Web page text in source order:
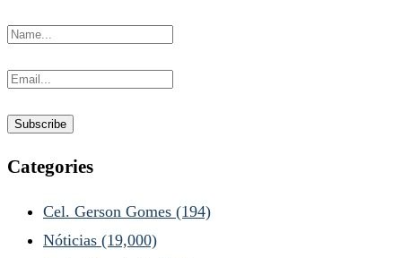
Categories
Cel. Gerson Gomes (194)
Nóticias (19,000)